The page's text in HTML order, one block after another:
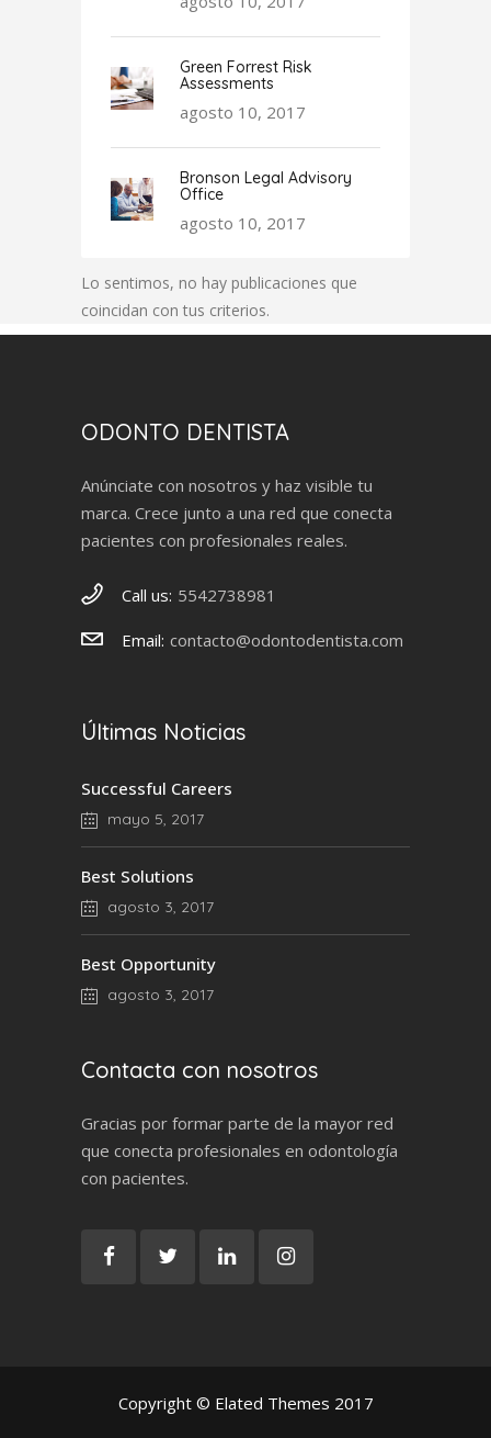
Green Forrest Risk
Assessments
agosto 10, 2017
Bronson Legal Advisory
Office
agosto 10, 2017
Lo sentimos, no hay publicaciones que
coincidan con tus criterios.
ODONTO DENTISTA
Anúnciate con nosotros y haz visible tu
marca. Crece junto a una red que conecta
pacientes con profesionales reales.
Call us: 5542738981
Email: contacto@odontodentista.com
Últimas Noticias
Successful Careers
mayo 5, 2017
Best Solutions
agosto 3, 2017
Best Opportunity
agosto 3, 2017
Contacta con nosotros
Gracias por formar parte de la mayor red
que conecta profesionales en odontología
con pacientes.
Copyright © Elated Themes 2017